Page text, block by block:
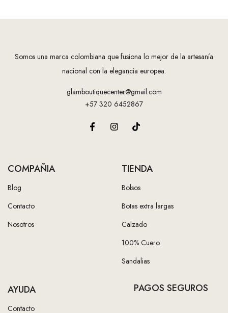
Somos una marca colombiana que fusiona lo mejor de la artesanía
nacional con la elegancia europea.
glamboutiquecenter@gmail.com
+57 320 6452867
COMPAÑIA
Blog
Contacto
Nosotros
TIENDA
Bolsos
Botas extra largas
Calzado
100% Cuero
Sandalias
AYUDA
Contacto
PAGOS SEGUROS